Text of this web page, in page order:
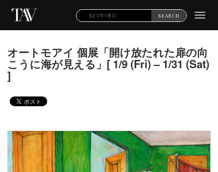
SEARCH
オートモアイ 個展「開け放たれた扉の向
こうに海が見える」[ 1/9 (Fri) – 1/31 (Sat)
]